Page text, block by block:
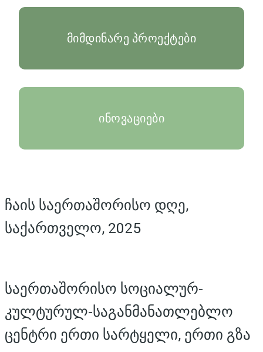
მიმდინარე პროექტები
ინოვაციები
ჩაის საერთაშორისო დღე,
საქართველო, 2025
საერთაშორისო სოციალურ-
კულტურულ-საგანმანათლებლო
ცენტრი ერთი სარტყელი, ერთი გზა